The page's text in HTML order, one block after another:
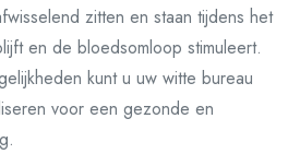
zitten en staan tijdens het
en de bloedsomloop stimuleert.
kunt u uw witte bureau
voor een gezonde en